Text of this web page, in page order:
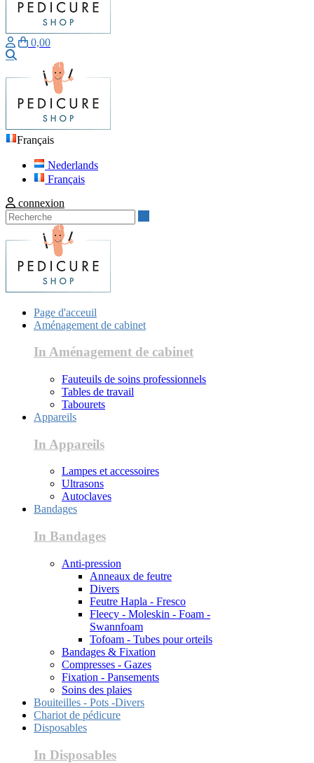
0,00
Français
Nederlands
Français
connexion
Page d'acceuil
Aménagement de cabinet
In Aménagement de cabinet
Fauteuils de soins professionnels
Tables de travail
Tabourets
Appareils
In Appareils
Lampes et accessoires
Ultrasons
Autoclaves
Bandages
In Bandages
Anti-pression
Anneaux de feutre
Divers
Feutre Hapla - Fresco
Fleecy - Moleskin - Foam -
Swannfoam
Tofoam - Tubes pour orteils
Bandages & Fixation
Compresses - Gazes
Fixation - Pansements
Soins des plaies
Bouiteilles - Pots -Divers
Chariot de pédicure
Disposables
In Disposables